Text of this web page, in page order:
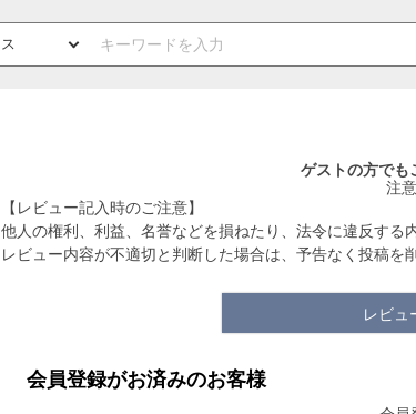
ゲストの方でも
注
【レビュー記入時のご注意】
他人の権利、利益、名誉などを損ねたり、法令に違反す
レビュー内容が不適切と判断した場合は、予告なく投稿を
レビュ
会員登録がお済みのお客様